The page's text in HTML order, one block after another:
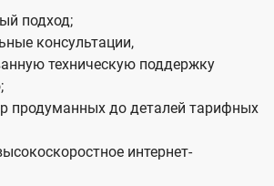
подход;
консультации,
техническую поддержку
продуманных до деталей тарифных
интернет-